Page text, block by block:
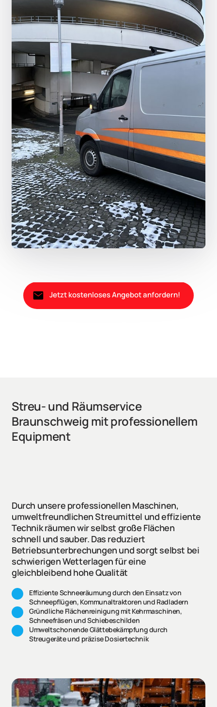
Jetzt kostenloses Angebot anfordern!
Streu- und Räumservice
Braunschweig mit professionellem
Equipment
Durch unsere professionellen Maschinen,
umweltfreundlichen Streumittel und effiziente
Technik räumen wir selbst große Flächen
schnell und sauber. Das reduziert
Betriebsunterbrechungen und sorgt selbst bei
schwierigen Wetterlagen für eine
Effiziente Schneeräumung durch den Einsatz von
Schneepflügen, Kommunaltraktoren und Radladern
Gründliche Flächenreinigung mit Kehrmaschinen,
Schneefräsen und Schiebeschilden
Umweltschonende Glättebekämpfung durch
Streugeräte und präzise Dosiertechnik